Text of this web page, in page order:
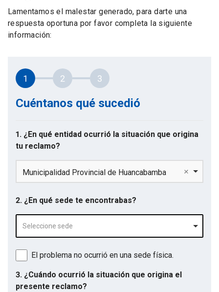
Lamentamos el malestar generado, para darte una
respuesta oportuna por favor completa la siguiente
información:
1 2 3
Cuéntanos qué sucedió
1. ¿En qué entidad ocurrió la situación que origina
tu reclamo?
Municipalidad Provincial de Huancabamba
2. ¿En qué sede te encontrabas?
Seleccione sede
El problema no ocurrió en una sede física.
3. ¿Cuándo ocurrió la situación que origina el
presente reclamo?